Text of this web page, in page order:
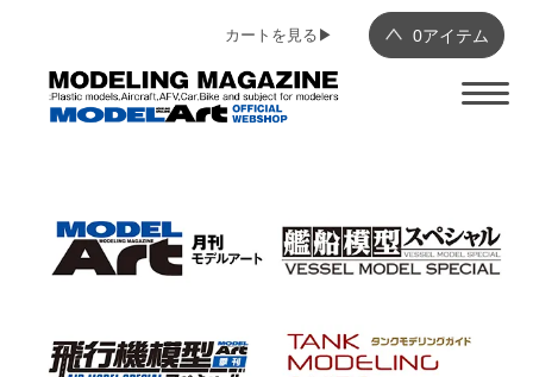
0アイテム
カートを見る▶︎